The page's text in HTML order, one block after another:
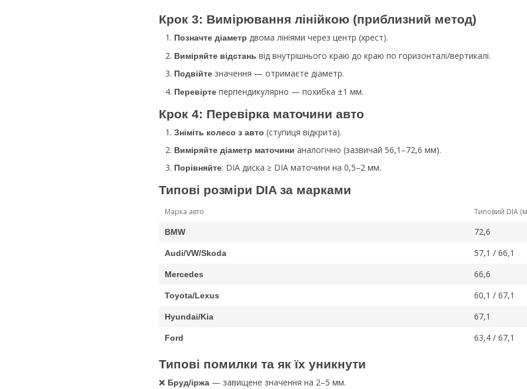
Крок 3: Вимірювання лінійкою (приблизний метод)
Позначте діаметр двома лініями через центр (хрест).
Виміряйте відстань від внутрішнього краю до краю по горизонталі/вертикалі.
Подвійте значення — отримаєте діаметр.
Перевірте перпендикулярно — похибка ±1 мм.
Крок 4: Перевірка маточини авто
Зніміть колесо з авто (ступиця відкрита).
Виміряйте діаметр маточини аналогічно (зазвичай 56,1–72,6 мм).
Порівняйте: DIA диска ≥ DIA маточини на 0,5–2 мм.
Типові розміри DIA за марками
Марка авто Типовий DIA
BMW 72,6
Audi/VW/Skoda 57,1 / 66,1
Mercedes 66,6
Toyota/Lexus 60,1 / 67,1
Hyundai/Kia 67,1
Ford 63,4 / 67,1
Типові помилки та як їх уникнути
❌ Бруд/іржа — завищене значення на 2–5 мм.